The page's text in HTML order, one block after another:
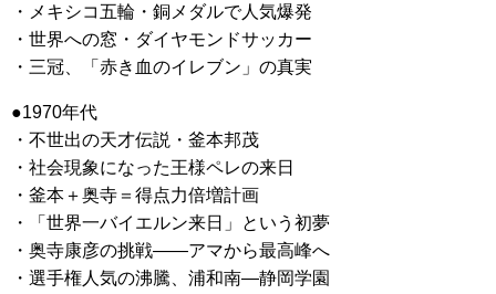
・メキシコ五輪・銅メダルで人気爆発
・世界への窓・ダイヤモンドサッカー
・三冠、「赤き血のイレブン」の真実
●1970年代
・不世出の天才伝説・釜本邦茂
・社会現象になった王様ペレの来日
・釜本＋奥寺＝得点力倍増計画
・「世界一バイエルン来日」という初夢
・奥寺康彦の挑戦——アマから最高峰へ
・選手権人気の沸騰、浦和南—静岡学園